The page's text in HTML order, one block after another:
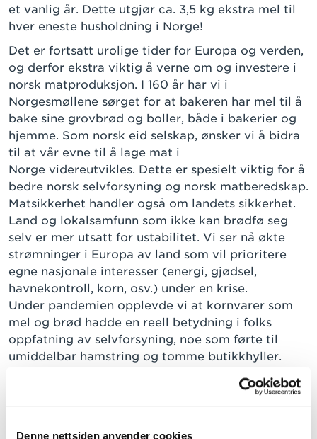
Denne nettsiden anvender cookies
et vanlig år. Dette utgjør ca. 3,5 kg ekstra mel til
hver eneste husholdning i Norge!
Det er fortsatt urolige tider for Europa og verden,
og derfor ekstra viktig å verne om og investere i
norsk matproduksjon. I 160 år har vi i
Norgesmøllene sørget for at bakeren har mel til å
bake sine grovbrød og boller, både i bakerier og
hjemme. Som norsk eid selskap, ønsker vi å bidra
til at vår evne til å lage mat i
Norge videreutvikles. Dette er spesielt viktig for å
bedre norsk selvforsyning og norsk matberedskap.
Matsikkerhet handler også om landets sikkerhet.
Land og lokalsamfunn som ikke kan brødfø seg
selv er mer utsatt for ustabilitet. Vi ser nå økte
strømninger i Europa av land som vil prioritere
egne nasjonale interesser (energi, gjødsel,
havnekontroll, korn, osv.) under en krise.
Under pandemien opplevde vi at kornvarer som
mel og brød hadde en reell betydning i folks
oppfatning av selvforsyning, noe som førte til
umiddelbar hamstring og tomme butikkhyller.
Vi er derfor glad for at norske myndigheter har
dette arbeidet gjennom å lagre halvparten av alt